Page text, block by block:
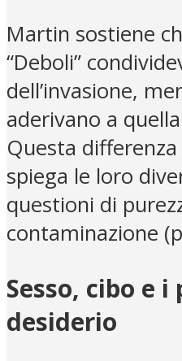
Martin sostiene
“Deboli”
dell’invasione,
aderivano a
Questa
spiega le loro
questioni di
contaminazione
Sesso, cibo e
desiderio